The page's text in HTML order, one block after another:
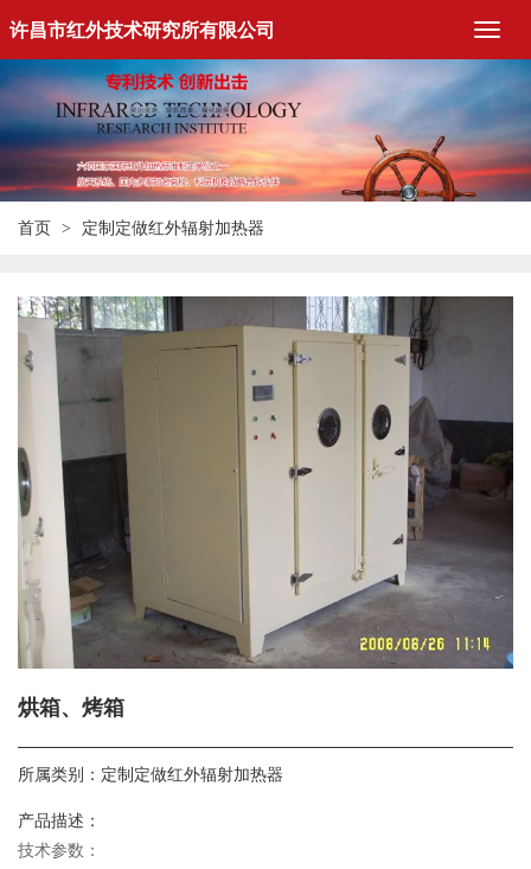
许昌市红外技术研究所有限公司
首页 定制定做红外辐射加热器
烘箱、烤箱
所属类别： 定制定做红外辐射加热器
产品描述：
技术参数：